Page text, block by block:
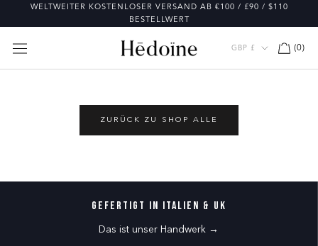
WELTWEITER KOSTENLOSER VERSAND AB €100 / £90 / $110
BESTELLWERT
Währung
GBP £ (0)
ZURÜCK ZU SHOP ALLE
Gefertigt in Italien & UK
Das ist unser Handwerk →